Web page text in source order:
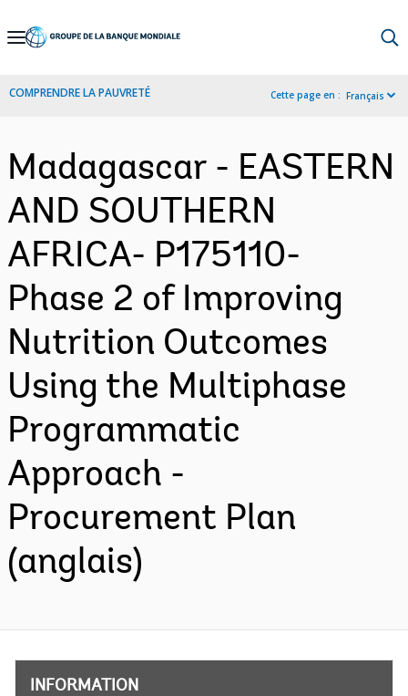
Skip
Navigation
COMPRENDRE LA PAUVRETÉ Cette page en : Français
Madagascar - EASTERN
AND SOUTHERN
AFRICA- P175110-
Phase 2 of Improving
Nutrition Outcomes
Using the Multiphase
Programmatic
Approach -
Procurement Plan
(anglais)
INFORMATION